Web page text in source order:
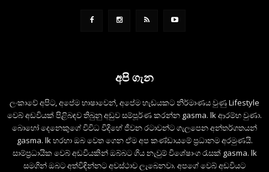
අපි ගැන
ලංකාවේ අපිට, අපේම භාෂාවෙන්, අපේම හැඩයකට නිර්මාණය වුණු Lifestyle
වෙබ් අඩවියක් පිළිබඳව තිබුනු අඩුව සම්පූර්ණ කරන්න gasma. lk ආරම්භ වුණා.
බොහෝ දෙනෙකුගේ විවිධ විදිහේ ජීවන රටාවන්ට ගැලපෙන අන්තර්ගතයන්
gasma. lk හරහා ඔබ වෙත ගෙන ඒම අප කණ්ඩායමේ ප්‍රධානම අරමුණයි.
සාම්ප්‍රධායික වෙබ් අඩවියකින් ඔබ්බට ගිය නැවුම් විශේෂාංග රැසක් gasma. lk
සමගින් ඔබට අත්විඳින්නට අවස්ථාව ලැබෙනවා. අපගේ වෙබ් අඩවියට